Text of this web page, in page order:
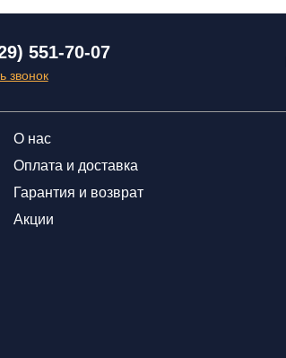
551-70-07
звонок
О нас
Оплата и доставка
Гарантия и возврат
Акции